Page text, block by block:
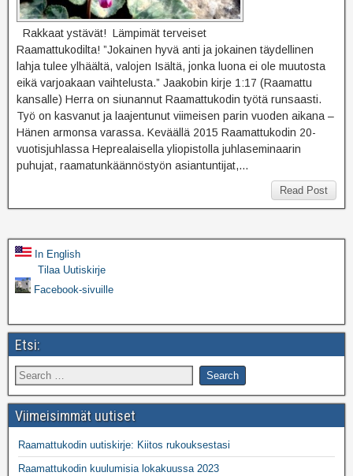
Rakkaat ystävät! Lämpimät terveiset
Raamattukodilta! ”Jokainen hyvä anti ja jokainen täydellinen
lahja tulee ylhäältä, valojen Isältä, jonka luona ei ole muutosta
eikä varjoakaan vaihtelusta.” Jaakobin kirje 1:17 (Raamattu
kansalle) Herra on siunannut Raamattukodin työtä runsaasti.
Työ on kasvanut ja laajentunut viimeisen parin vuoden aikana –
Hänen armonsa varassa. Keväällä 2015 Raamattukodin 20-
vuotisjuhlassa Heprealaisella yliopistolla juhlaseminaarin
puhujat, raamatunkäännöstyön asiantuntijat,…
Read Post
In English
Tilaa Uutiskirje
Facebook-sivuille
Etsi:
Viimeisimmät uutiset
Raamattukodin uutiskirje: Kiitos rukouksestasi
Raamattukodin kuulumisia lokakuussa 2023